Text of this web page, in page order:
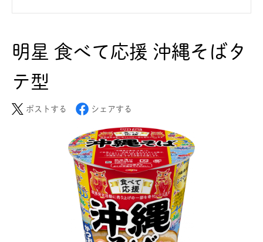
明星 食べて応援 沖縄そばタ
テ型
ポストする シェアする